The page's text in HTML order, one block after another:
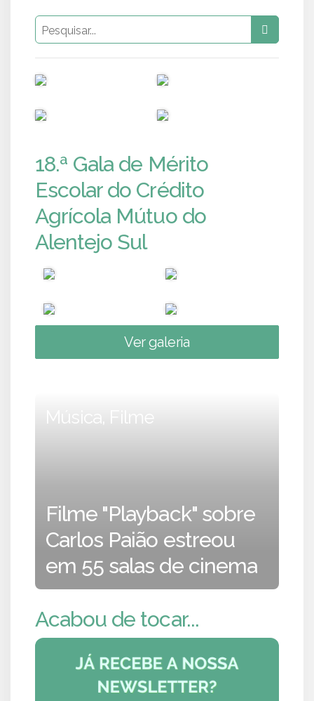
18.ª Gala de Mérito
Escolar do Crédito
Agrícola Mútuo do
Alentejo Sul
Ver galeria
Música, Filme
Filme "Playback" sobre
Carlos Paião estreou
em 55 salas de cinema
Acabou de tocar...